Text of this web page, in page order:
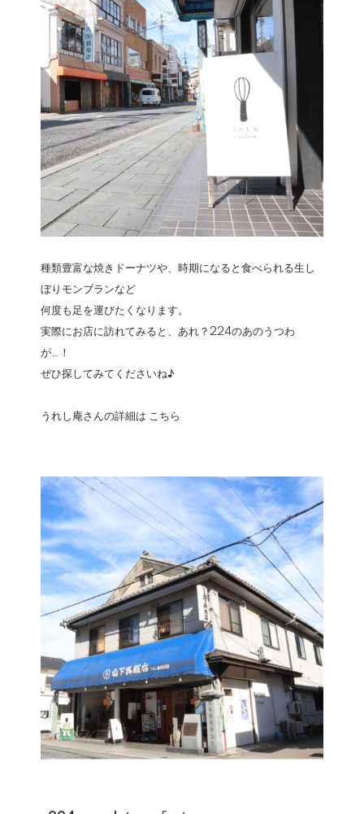
種類豊富な焼きドーナツや、時期になると食べられる生し
ぼりモンブランなど
何度も足を運びたくなります。
実際にお店に訪れてみると、あれ？224のあのうつわ
が…！
ぜひ探してみてくださいね♪
うれし庵さんの詳細は こちら